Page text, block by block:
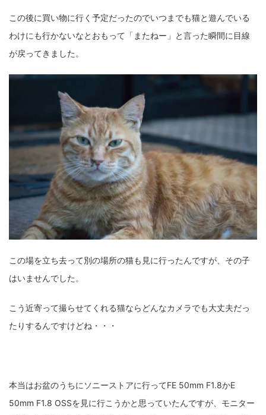
この後に買い物に行く予定だったのでいつまでも猫と遊んでいる
わけにも行かないなとおもって「またねー」と言った瞬間に目線
が戻ってきました。
この場を立ち去って別の場所の猫も見に行ったんですが、その子
はいませんでした。
こう近寄って撮らせてくれる猫ならどんなカメラでも大丈夫だっ
たりするんですけどね・・・
本当はお盆のうちにソニーストアに行ってFE 50mm F1.8かE
50mm F1.8 OSSを見に行こうかと思っていたんですが、モニター